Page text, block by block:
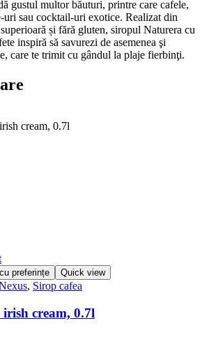
gustul multor băuturi, printre care cafele,
uri sau cocktail-uri exotice. Realizat din
și fără gluten, siropul Naturera cu
inspiră să savurezi de asemenea şi
care te trimit cu gândul la plaje fierbinţi.
preferințe Quick view
, Sirop cafea
cream, 0.7l